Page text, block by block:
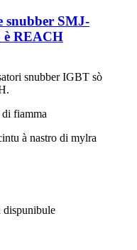
snubber SMJ-
è REACH
snubber IGBT sò
fiamma
à nastro di mylra
dispunibule